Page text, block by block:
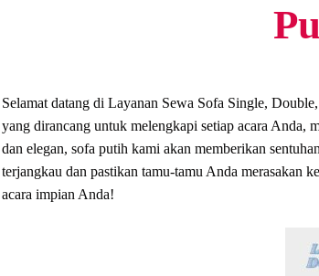
Selamat datang di Layanan Sewa Sofa Single,
yang dirancang untuk melengkapi setiap acara Anda,
dan elegan, sofa putih kami akan memberikan
terjangkau dan pastikan tamu-tamu Anda merasakan
acara impian Anda!